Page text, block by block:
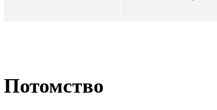
Потомство